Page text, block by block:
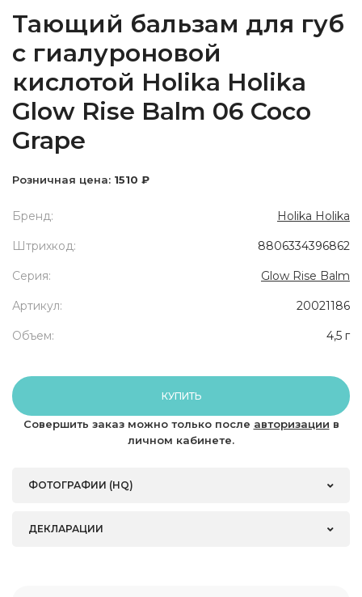
Тающий бальзам для губ
с гиалуроновой
кислотой Holika Holika
Glow Rise Balm 06 Coco
Grape
Розничная цена: 1510 ₽
Бренд: Holika Holika
Штрихкод: 8806334396862
Серия: Glow Rise Balm
Артикул: 20021186
Объем: 4,5 г
КУПИТЬ
Совершить заказ можно только после авторизации в
личном кабинете.
ФОТОГРАФИИ (HQ)
ДЕКЛАРАЦИИ